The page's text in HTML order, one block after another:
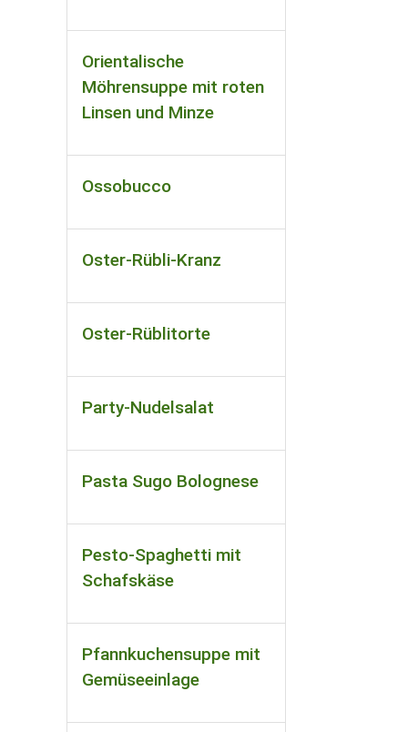
Orientalische
Möhrensuppe mit roten
Linsen und Minze
Ossobucco
Oster-Rübli-Kranz
Oster-Rüblitorte
Party-Nudelsalat
Pasta Sugo Bolognese
Pesto-Spaghetti mit
Schafskäse
Pfannkuchensuppe mit
Gemüseeinlage